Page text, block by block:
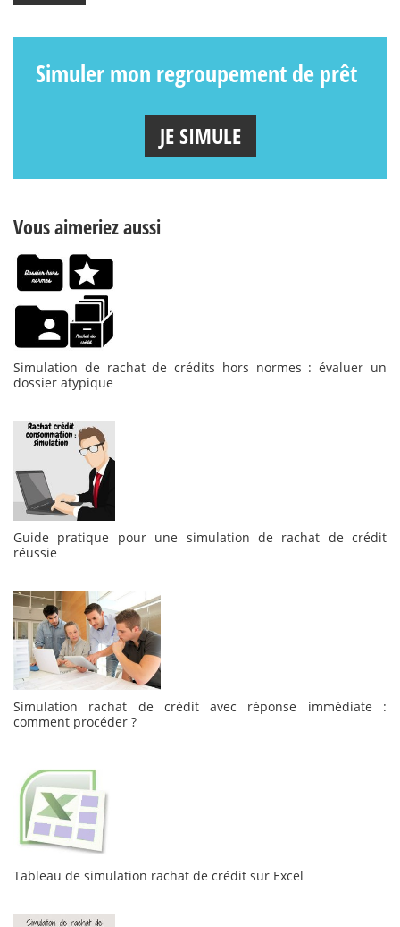
Simuler mon regroupement de prêt
JE SIMULE
Vous aimeriez aussi
Simulation de rachat de crédits hors normes : évaluer un
dossier atypique
Guide pratique pour une simulation de rachat de crédit
réussie
Simulation rachat de crédit avec réponse immédiate :
comment procéder ?
Tableau de simulation rachat de crédit sur Excel